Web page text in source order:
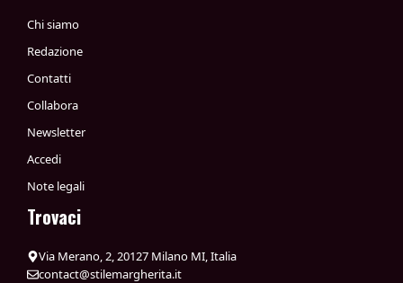
Chi siamo
Redazione
Contatti
Collabora
Newsletter
Accedi
Note legali
Trovaci
Via Merano, 2, 20127 Milano MI, Italia
contact@stilemargherita.it